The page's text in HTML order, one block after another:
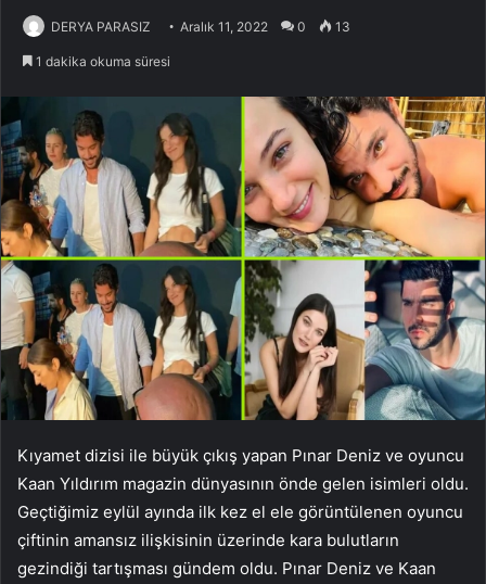
DERYA PARASIZ Aralık 11, 2022 0 13
1 dakika okuma süresi
Kıyamet dizisi ile büyük çıkış yapan Pınar Deniz ve oyuncu
Kaan Yıldırım magazin dünyasının önde gelen isimleri oldu.
Geçtiğimiz eylül ayında ilk kez el ele görüntülenen oyuncu
çiftinin amansız ilişkisinin üzerinde kara bulutların
gezindiği tartışması gündem oldu. Pınar Deniz ve Kaan